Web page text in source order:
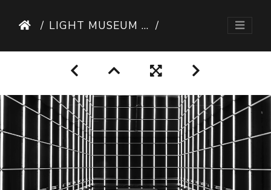
LIGHT MUSEUM UNNA